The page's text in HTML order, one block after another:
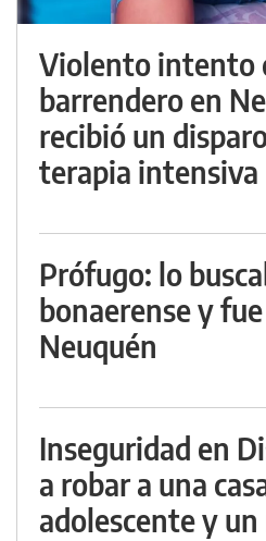
Violento intento
barrendero en
recibió un
terapia intensiva
Prófugo: lo
bonaerense y
Neuquén
Inseguridad en
a robar a una
adolescente y